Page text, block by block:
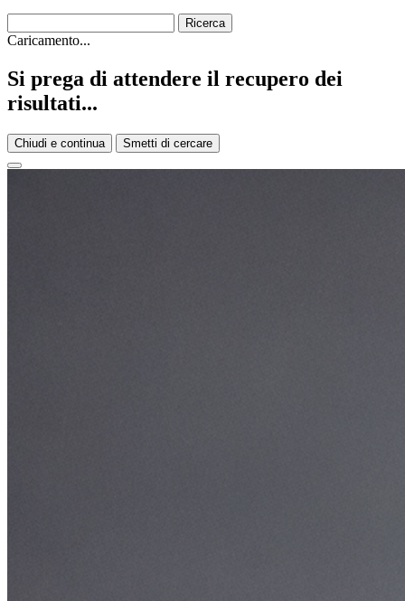
Caricamento...
Si prega di attendere il recupero dei
risultati...
Chiudi e continua Smetti di cercare